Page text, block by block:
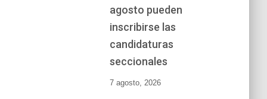
agosto pueden
inscribirse las
candidaturas
seccionales
7 agosto, 2026